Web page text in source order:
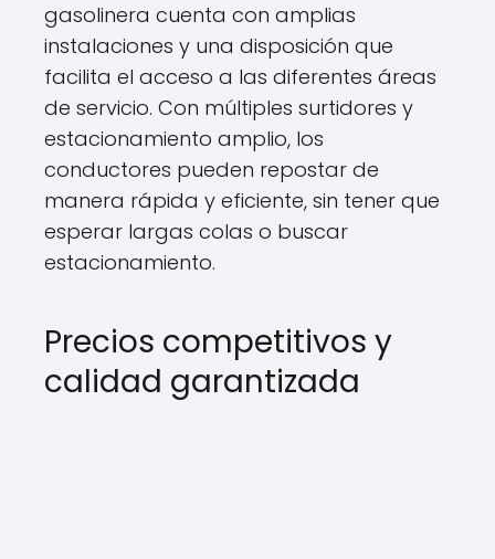
gasolinera cuenta con amplias
instalaciones y una disposición que
facilita el acceso a las diferentes áreas
de servicio. Con múltiples surtidores y
estacionamiento amplio, los
conductores pueden repostar de
manera rápida y eficiente, sin tener que
esperar largas colas o buscar
estacionamiento.
Precios competitivos y
calidad garantizada